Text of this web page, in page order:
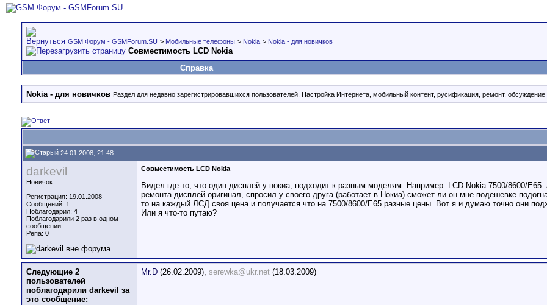
GSM Форум - GSMForum.SU > Мобильные телефоны > Nokia > Nokia - для новичков
Совместимость LCD Nokia
Справка
Nokia - для новичков Раздел для недавно зарегистрировавшихся пользователей. Настройка Интернета, мобильный контент, русификация, ремонт,
24.01.2008, 21:48
darkevil
Новичок
Регистрация: 19.01.2008
Сообщений: 1
Поблагодарил: 4
Поблагодарили 2 раз в одном
сообщении
Репа: 0
Совместимость LCD Nokia
Видел где-то, что один дисплей у нокиа, подходит к разным моделям. Например: LCD Nokia 7500/8600/
ремонта дисплей оригинал, спросил у своего друга (работает в Нокиа) сможет ли он мне подешевке
то на каждый ЛСД своя цена и получается что на 7500/8600/E65 разные цены. Вот я и думаю точно они
Или я что-то путаю?
Следующие 2
пользователей
поблагодарили darkevil за
это сообщение:
Mr.D (26.02.2009), serewka@ukr.net (18.03.2009)